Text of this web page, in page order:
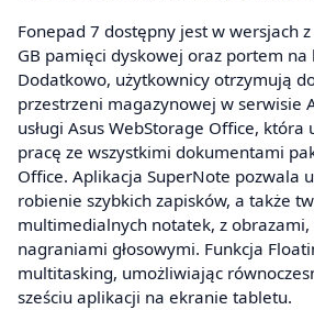
Fonepad 7 dostępny jest w wersjach
GB pamięci dyskowej oraz portem na
Dodatkowo, użytkownicy otrzymują
przestrzeni magazynowej w serwisie
usługi Asus WebStorage Office,
pracę ze wszystkimi dokumentami
Office. Aplikacja SuperNote pozwala
robienie szybkich zapisków, a także
multimedialnych notatek, z
nagraniami głosowymi. Funkcja
multitasking, umożliwiając
sześciu aplikacji na ekranie tabletu.